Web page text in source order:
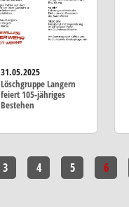
31.05.2025
Löschgruppe Langern
feiert 105-jähriges
Bestehen
3 4 5 6